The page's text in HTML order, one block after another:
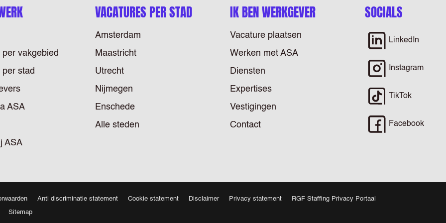
vakgebied
per stad
ASA
ASA
VACATURES PER STAD
Amsterdam
Maastricht
Utrecht
Nijmegen
Enschede
Alle steden
IK BEN WERKGEVER
Vacature plaatsen
Werken met ASA
Diensten
Expertises
Vestigingen
Contact
SOCIALS
LinkedIn
Instagram
TikTok
Facebook
Anti discriminatie statement Cookie statement Disclaimer Privacy statement RGF Staffing Privacy Portaal
Sitemap